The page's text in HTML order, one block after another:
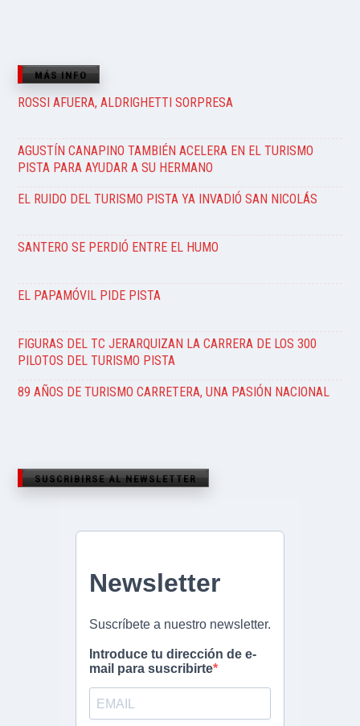
MÁS INFO
ROSSI AFUERA, ALDRIGHETTI SORPRESA
AGUSTÍN CANAPINO TAMBIÉN ACELERA EN EL TURISMO
PISTA PARA AYUDAR A SU HERMANO
EL RUIDO DEL TURISMO PISTA YA INVADIÓ SAN NICOLÁS
SANTERO SE PERDIÓ ENTRE EL HUMO
EL PAPAMÓVIL PIDE PISTA
FIGURAS DEL TC JERARQUIZAN LA CARRERA DE LOS 300
PILOTOS DEL TURISMO PISTA
89 AÑOS DE TURISMO CARRETERA, UNA PASIÓN NACIONAL
SUSCRIBIRSE AL NEWSLETTER